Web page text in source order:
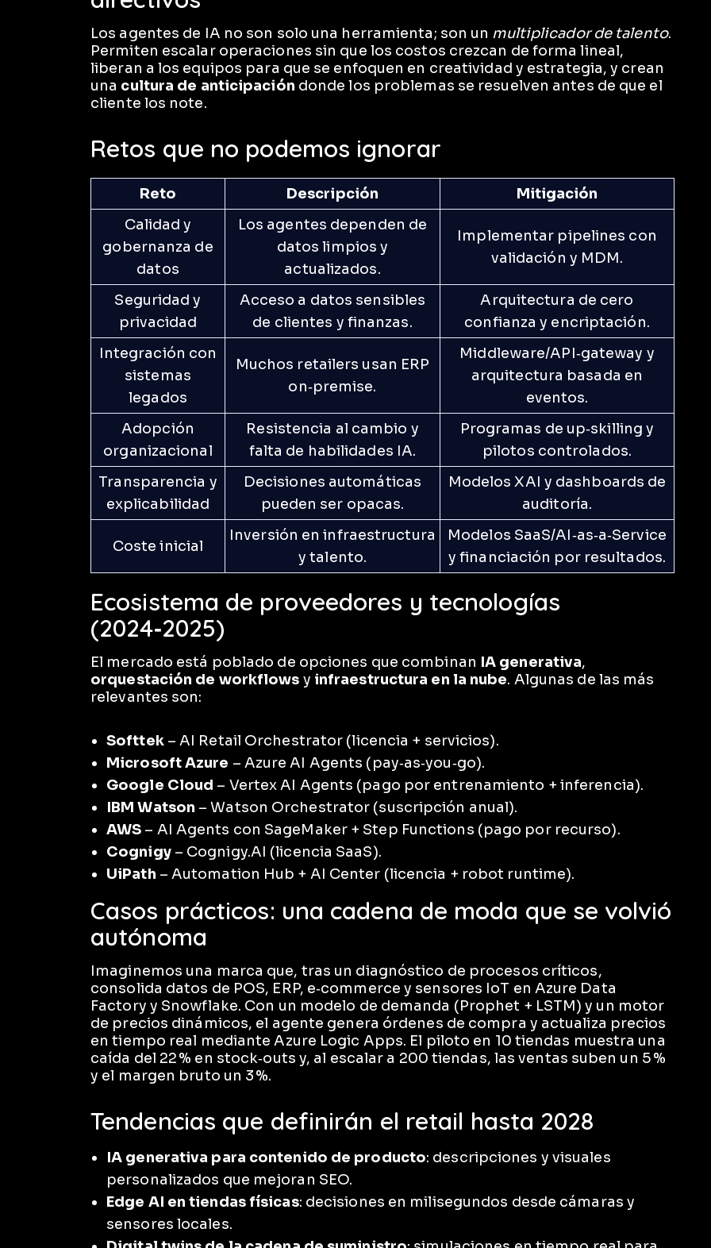
Los agentes de IA no son solo una herramienta; son un multiplicador de talento.
Permiten escalar operaciones sin que los costos crezcan de forma lineal,
liberan a los equipos para que se enfoquen en creatividad y estrategia, y crean
una cultura de anticipación donde los problemas se resuelven antes de que el
cliente los note.
Retos que no podemos ignorar
Reto Descripción
Mitigación
Calidad y
gobernanza de
datos
Los agentes dependen de
datos limpios y
actualizados.
Implementar pipelines con
validación y MDM.
Seguridad y
privacidad
Acceso a datos sensibles
de clientes y finanzas.
Arquitectura de cero
confianza y encriptación.
Integración con
sistemas
legados
Muchos retailers usan ERP
on‑premise.
Middleware/API‑gateway y
arquitectura basada en
eventos.
Adopción
organizacional
Resistencia al cambio y
falta de habilidades IA.
Programas de up‑skilling y
pilotos controlados.
Transparencia y
explicabilidad
Decisiones automáticas
pueden ser opacas.
Modelos XAI y dashboards de
auditoría.
Coste inicial
Inversión en infraestructura
y talento.
Modelos SaaS/AI‑as‑a‑Service
y financiación por resultados.
Ecosistema de proveedores y tecnologías
(2024‑2025)
El mercado está poblado de opciones que combinan IA generativa,
orquestación de workflows y infraestructura en la nube. Algunas de las más
relevantes son:
Softtek– AI Retail Orchestrator (licencia + servicios).
Microsoft Azure – Azure AI Agents (pay‑as‑you‑go).
Google Cloud – Vertex AI Agents (pago por entrenamiento + inferencia).
IBM Watson – Watson Orchestrator (suscripción anual).
AWS – AI Agents con SageMaker + Step Functions (pago por recurso).
Cognigy– Cognigy.AI (licencia SaaS).
UiPath – Automation Hub + AI Center (licencia + robot runtime).
Casos prácticos: una cadena de moda que se volvió
autónoma
Imaginemos una marca que, tras un diagnóstico de procesos críticos,
consolida datos de POS, ERP, e‑commerce y sensores IoT en Azure Data
Factory y Snowflake. Con un modelo de demanda (Prophet + LSTM) y un motor
de precios dinámicos, el agente genera órdenes de compra y actualiza precios
en tiempo real mediante Azure Logic Apps. El piloto en 10 tiendas muestra una
caída del 22 % en stock‑outs y, al escalar a 200 tiendas, las ventas suben un 5 %
y el margen bruto un 3 %.
Tendencias que definirán el retail hasta 2028
IA generativa para contenido de producto: descripciones y visuales
personalizados que mejoran SEO.
Edge AI en tiendas físicas: decisiones en milisegundos desde cámaras y
sensores locales.